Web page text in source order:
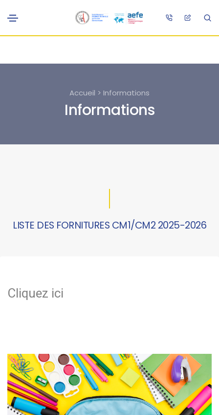
Accueil > Informations
Informations
LISTE DES FORNITURES CM1/CM2 2025-2026
Cliquez ici